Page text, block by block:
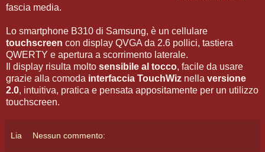
fascia media.
Lo smartphone B310 di Samsung, è un cellulare
touchscreen con display QVGA da 2.6 pollici, tastiera
QWERTY e apertura a scorrimento laterale.
Il display risulta molto sensibile al tocco, facile da usare
grazie alla comoda interfaccia TouchWiz nella versione
2.0, intuitiva, pratica e pensata appositamente per un utilizzo
touchscreen.
Lia Nessun commento: